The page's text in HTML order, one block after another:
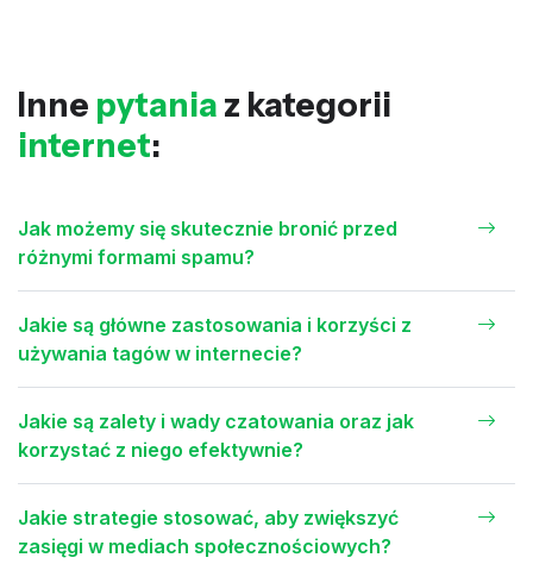
Inne pytania z kategorii
internet:
Jak możemy się skutecznie bronić przed
różnymi formami spamu?
Jakie są główne zastosowania i korzyści z
używania tagów w internecie?
Jakie są zalety i wady czatowania oraz jak
korzystać z niego efektywnie?
Jakie strategie stosować, aby zwiększyć
zasięgi w mediach społecznościowych?